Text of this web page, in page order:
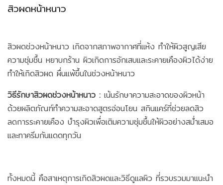
สิวผดหน้าหนาว
สิวผดช่วงหน้าหนาว เกิดจากสภาพอากาศที่แห้ง ทำให้ผิวสูญเสีย
ความชุ่มชื้น หยาบกร้าน ผิวเกิดการอักเสบและระคายเคืองผิวได้ง่าย
ทำให้เกิดสิวผด ผื่นแพ้ขึ้นในช่วงหน้าหนาว
วิธีรักษาสิวผดช่วงหน้าหนาว : เน้นรักษาความสะอาดของผิวหน้า
ด้วยผลิตภัณฑ์ทำความสะอาดสูตรอ่อนโยน สกินแคร์ที่ช่วยลดสิว
ลดการระคายเคือง บำรุงผิวเพื่อเติมความชุ่มชื้นให้ผิวอย่างสม่ำเสมอ
และทาครีมกันแดดทุกวัน
ทั้งหมดนี้ คือสาเหตุการเกิดสิวผดและวิธีดูแลผิว ที่รวบรวมมาแนะนำ